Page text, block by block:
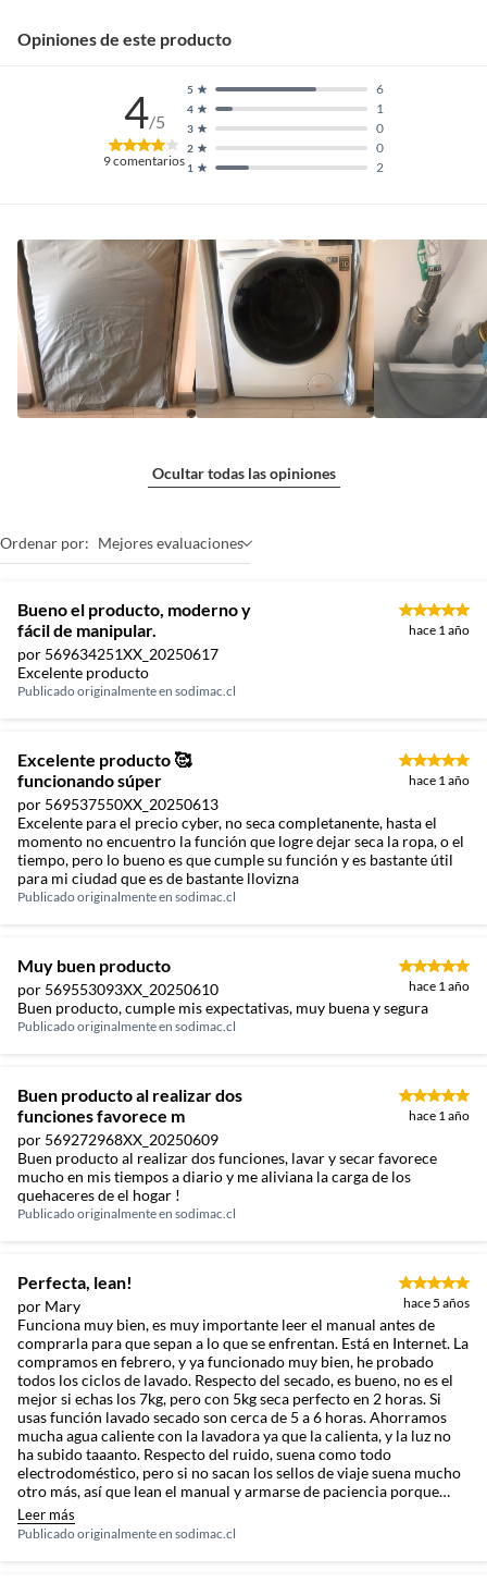
Opiniones de este producto
4/5
9comentarios 1 2
2 0
3 0
4 1
5 6
Ocultar todas las opiniones
Ordenar por: Mejores evaluaciones
Bueno el producto, moderno y
fácil de manipular.
por 569634251XX_20250617
hace 1 año
Excelente producto
Publicado originalmente en sodimac.cl
Excelente producto 🥰
funcionando súper
por 569537550XX_20250613
hace 1 año
Excelente para el precio cyber, no seca completanente, hasta el
momento no encuentro la función que logre dejar seca la ropa, o el
tiempo, pero lo bueno es que cumple su función y es bastante útil
para mi ciudad que es de bastante llovizna
Publicado originalmente en sodimac.cl
Muy buen producto
por 569553093XX_20250610 hace 1 año
Buen producto, cumple mis expectativas, muy buena y segura
Publicado originalmente en sodimac.cl
Buen producto al realizar dos
funciones favorece m
por 569272968XX_20250609
hace 1 año
Buen producto al realizar dos funciones, lavar y secar favorece
mucho en mis tiempos a diario y me aliviana la carga de los
quehaceres de el hogar !
Publicado originalmente en sodimac.cl
Perfecta, lean!
por Mary hace 5 años
Funciona muy bien, es muy importante leer el manual antes de
comprarla para que sepan a lo que se enfrentan. Está en Internet. La
compramos en febrero, y ya funcionado muy bien, he probado
todos los ciclos de lavado. Respecto del secado, es bueno, no es el
mejor si echas los 7kg, pero con 5kg seca perfecto en 2 horas. Si
usas función lavado secado son cerca de 5 a 6 horas. Ahorramos
mucha agua caliente con la lavadora ya que la calienta, y la luz no
ha subido taaanto. Respecto del ruido, suena como todo
electrodoméstico, pero si no sacan los sellos de viaje suena mucho
otro más, así que lean el manual y armarse de paciencia porque
sacar esas cosas es un web..
Leer más
Publicado originalmente en sodimac.cl